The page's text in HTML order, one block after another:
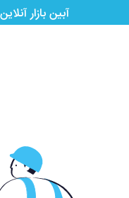
آبین بازار